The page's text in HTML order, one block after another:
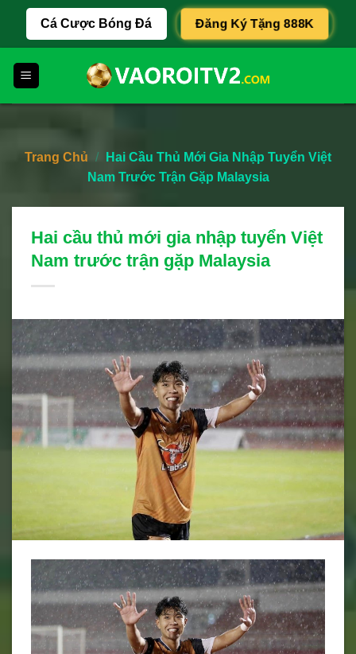
content
Cá Cược Bóng Đá Đăng Ký Tặng 888K
Trang Chủ /
Hai Cầu Thủ Mới Gia Nhập Tuyển Việt
Nam Trước Trận Gặp Malaysia
Hai cầu thủ mới gia nhập tuyển Việt
Nam trước trận gặp Malaysia